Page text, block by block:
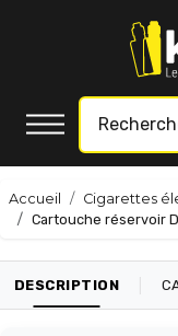
Accueil Cigarettes
Cartouche réservoir
DESCRIPTION